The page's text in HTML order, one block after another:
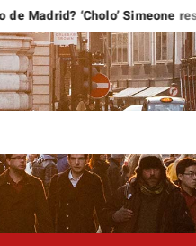
‘Cholo’ Simeone